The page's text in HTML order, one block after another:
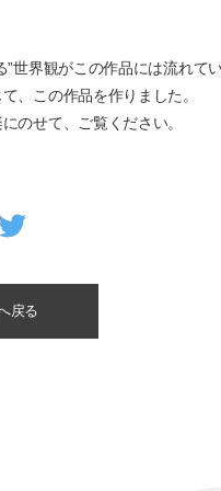
世界観がこの作品には流れて
、この作品を作りました。
のせて、ご覧ください。
戻る